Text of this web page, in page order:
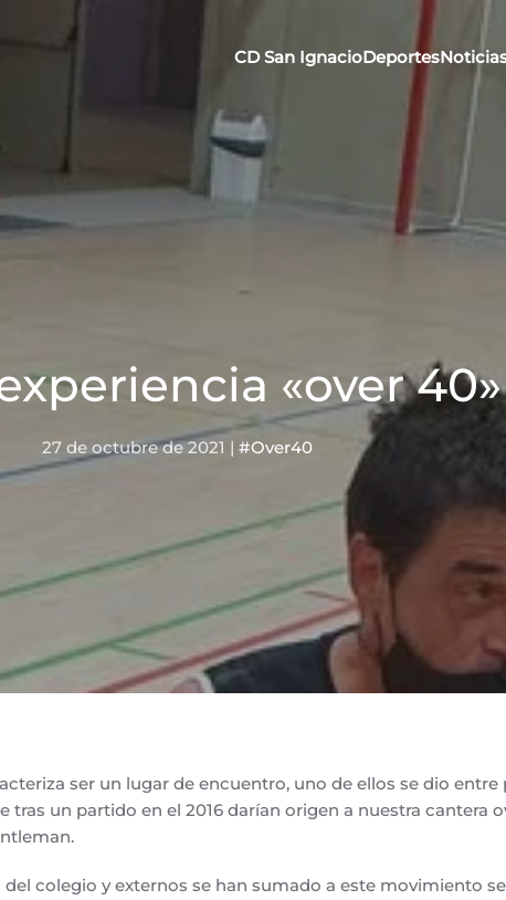
CD San IgnacioDeportes
«over
27 de octubre de 2021 | #Over40
ser un lugar de encuentro, uno de ellos se dio entre
tras un partido en el 2016 darían origen a nuestra cantera
colegio y externos se han sumado a este movimiento